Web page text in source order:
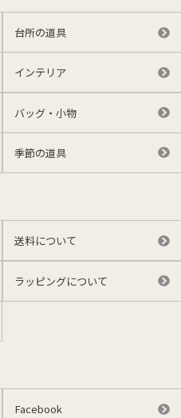
台所の道具
インテリア
バッグ・小物
季節の道具
送料について
ラッピングについて
Facebook